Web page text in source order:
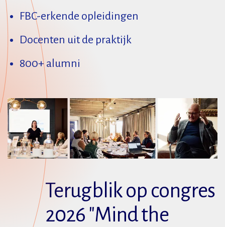
FBC-erkende opleidingen
Docenten uit de praktijk
800+ alumni
Terugblik op congres
2026 "Mind the